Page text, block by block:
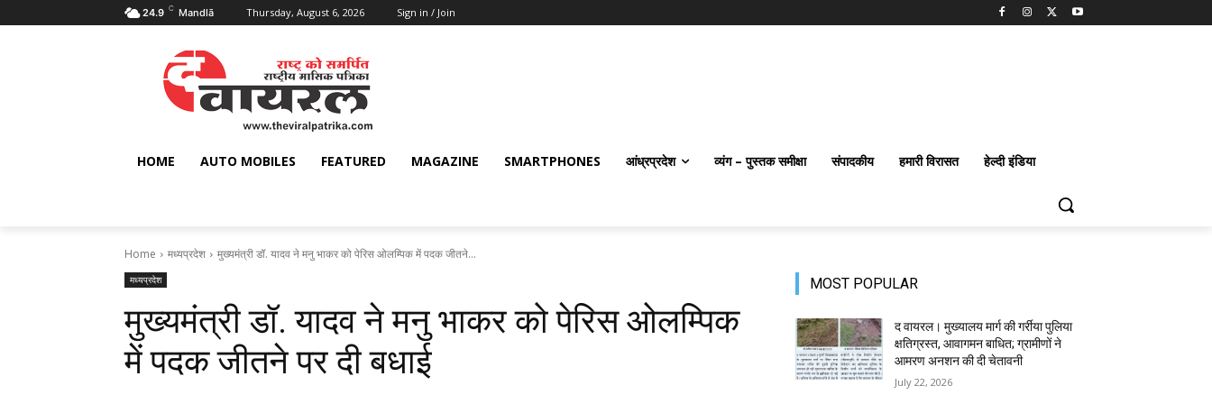
24.9 C Mandlā Thursday, August 6, 2026 Sign in / Join
HOME AUTO MOBILES FEATURED MAGAZINE SMARTPHONES आंध्रप्रदेश व्यंग – पुस्तक समीक्षा संपादकीय हमारी विरासत हेल्दी इंडिया
Home मध्यप्रदेश मुख्यमंत्री डॉ. यादव ने मनु भाकर को पेरिस ओलम्पिक में पदक जीतने...
मध्यप्रदेश
मुख्यमंत्री डॉ. यादव ने मनु भाकर को पेरिस ओलम्पिक
में पदक जीतने पर दी बधाई
MOST POPULAR
द वायरल। मुख्यालय मार्ग की गर्रीया पुलिया
क्षतिग्रस्त, आवागमन बाधित; ग्रामीणों ने
आमरण अनशन की दी चेतावनी
July 22, 2026